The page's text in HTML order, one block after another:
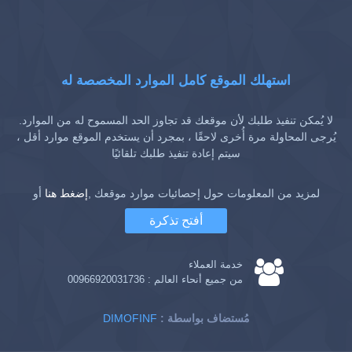
استهلك الموقع كامل الموارد المخصصة له
لا يُمكن تنفيذ طلبك لأن موقعك قد تجاوز الحد المسموح له من الموارد.
يُرجى المحاولة مرة أُخرى لاحقًا ، بمجرد أن يستخدم الموقع موارد أقل ،
سيتم إعادة تنفيذ طلبك تلقائيًا
لمزيد من المعلومات حول إحصائيات موارد موقعك ,إضغط هنا أو
أفتح تذكرة
خدمة العملاء
من جميع أنحاء العالم : 00966920031736
DIMOFINF : مُستضاف بواسطة